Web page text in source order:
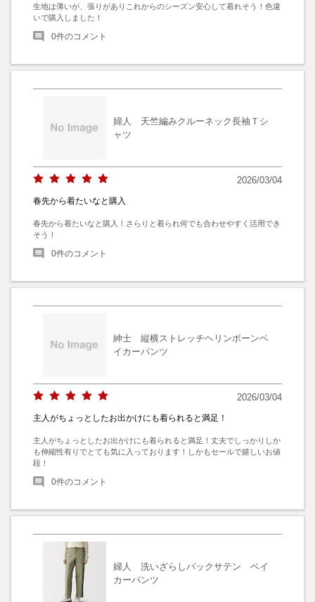
生地は薄いが、張りがありこれからのシーズン安心して着れそう！色違
いで購入しました！
0件のコメント
婦人 天竺編みクルーネック長袖Ｔシ
ャツ
2026/03/04
春先から着たいなと購入
春先から着たいなと購入！さらりと着られ何でも合わせやすく活用でき
そう！
0件のコメント
紳士 縦横ストレッチヘリンボーンベ
イカーパンツ
2026/03/04
主人がちょっとしたお出かけにも着られると満足！
主人がちょっとしたお出かけにも着られると満足！丈夫でしっかりしか
も伸縮性有りでとても気に入っております！しかもセールで嬉しいお値
段！
0件のコメント
婦人 洗いざらしバックサテン ベイ
カーパンツ